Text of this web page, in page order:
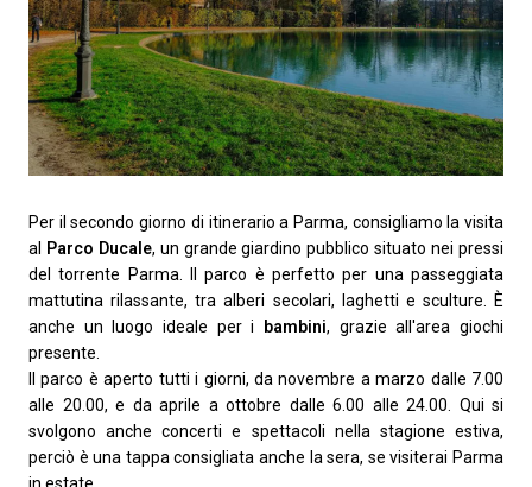
Per il secondo giorno di itinerario a Parma, consigliamo la visita
al Parco Ducale, un grande giardino pubblico situato nei pressi
del torrente Parma. Il parco è perfetto per una passeggiata
mattutina rilassante, tra alberi secolari, laghetti e sculture. È
anche un luogo ideale per i
bambini, grazie all'area giochi
presente.
Il parco è aperto tutti i giorni, da novembre a marzo dalle 7.00
alle 20.00, e da aprile a ottobre dalle 6.00 alle 24.00. Qui si
svolgono anche concerti e spettacoli nella stagione estiva,
perciò è una tappa consigliata anche la sera, se visiterai Parma